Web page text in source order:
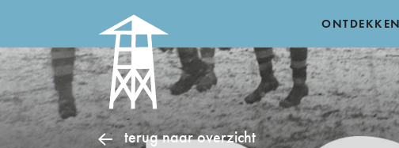
ONTDEKKEN
terug naar overzicht